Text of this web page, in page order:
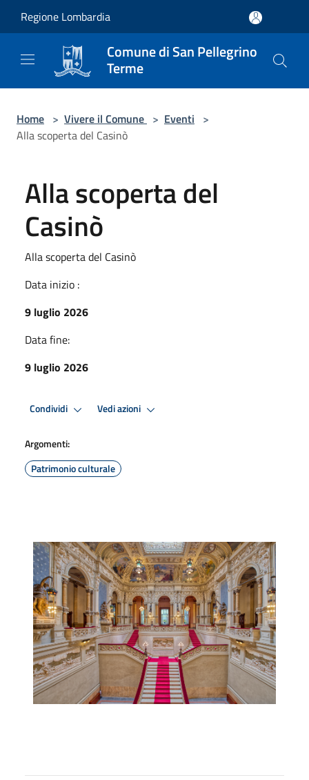
Regione Lombardia
Comune di San Pellegrino
Terme
Home > Vivere il Comune > Eventi >
Alla scoperta del Casinò
Alla scoperta del
Casinò
Alla scoperta del Casinò
Data inizio :
9 luglio 2026
Data fine:
9 luglio 2026
Condividi Vedi azioni
Argomenti:
Patrimonio culturale